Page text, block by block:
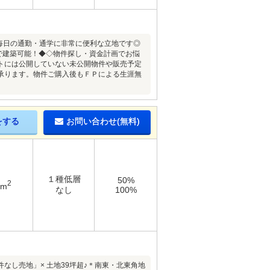
日の通勤・通学に非常に便利な立地です◎
建築可能！◆◇物件探し・資金計画でお悩
は公開していない未公開物件や販売予定
ます。物件ご購入後もＦＰによる生涯無
する お問い合わせ(無料)
2
１種低層
なし
50%
100%
し売地」× 土地39坪超♪＊南東・北東角地